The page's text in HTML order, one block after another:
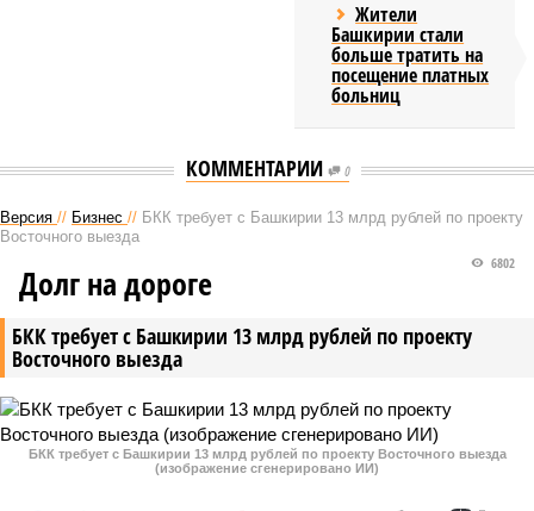
Жители
Башкирии стали
больше тратить на
посещение платных
больниц
КОММЕНТАРИИ 0
Версия // Бизнес // БКК требует с Башкирии 13 млрд рублей по проекту
Восточного выезда
БКК требует с Башкирии 13 млрд рублей по проекту
Восточного выезда
6802
Долг на дороге
БКК требует с Башкирии 13 млрд рублей по проекту Восточного выезда
(изображение сгенерировано ИИ)